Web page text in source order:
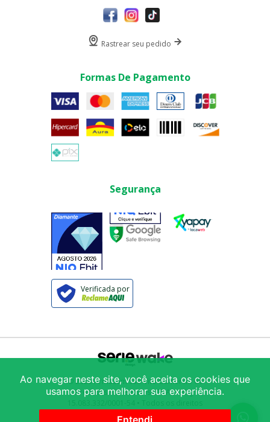
Rastrear seu pedido
Formas De Pagamento
Segurança
Verificada por
© 2025Armazém São Vito Comércio de
Produtos Alimentícios LTDA/ CNPJ:
Avenida Mercúrio 222
Ao navegar neste site, você aceita os cookies que
usamos para melhorar sua experiência.
Entendi